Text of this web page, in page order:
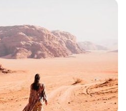
предметы интерьера